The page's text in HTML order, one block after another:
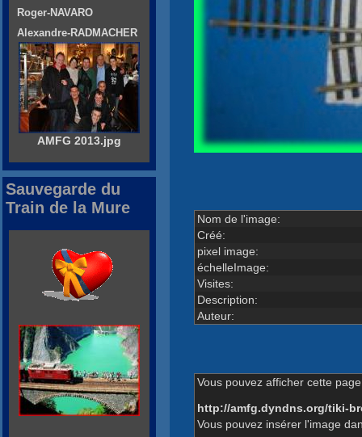
Nom de l'image:
Créé:
pixel image:
échelleImage:
Visites:
Description:
Auteur:
Vous pouvez afficher cette
http://amfg.dyndns.org/tiki-
Vous pouvez insérer l'image
Roger-NAVARO
Alexandre-RADMACHER
AMFG 2013.jpg
Sauvegarde du
Train de la Mure